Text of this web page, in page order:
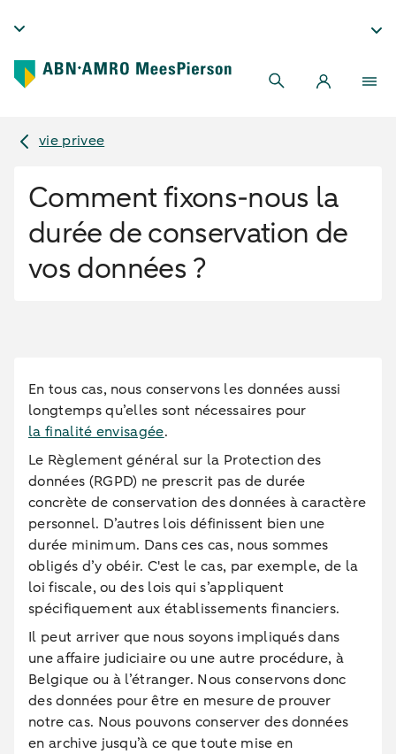
vie privee
Comment fixons-nous la
durée de conservation de
vos données ?
En tous cas, nous conservons les données aussi
longtemps qu’elles sont nécessaires pour
la finalité envisagée.
Le Règlement général sur la Protection des
données (RGPD) ne prescrit pas de durée
concrète de conservation des données à caractère
personnel. D’autres lois définissent bien une
durée minimum. Dans ces cas, nous sommes
obligés d’y obéir. C'est le cas, par exemple, de la
loi fiscale, ou des lois qui s’appliquent
spécifiquement aux établissements financiers.
Il peut arriver que nous soyons impliqués dans
une affaire judiciaire ou une autre procédure, à
Belgique ou à l’étranger. Nous conservons donc
des données pour être en mesure de prouver
notre cas. Nous pouvons conserver des données
en archive jusqu’à ce que toute mise en